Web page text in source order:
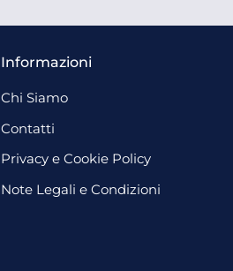
Informazioni
Chi Siamo
Contatti
Privacy e Cookie Policy
Note Legali e Condizioni